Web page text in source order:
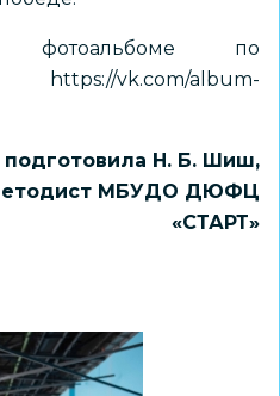
по
https://vk.com/album-
подготовила Н. Б. Шиш,
МБУДО ДЮФЦ
«СТАРТ»